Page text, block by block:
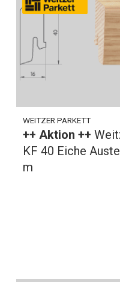
WEITZER PARKETT
++ Aktion ++
KF 40 Eiche
m